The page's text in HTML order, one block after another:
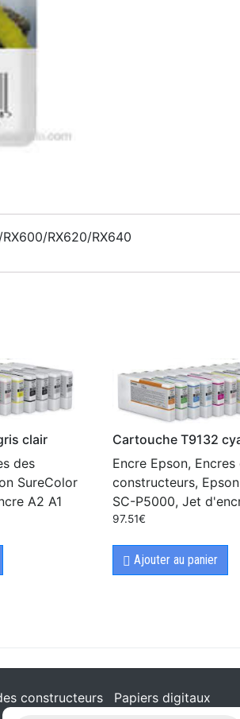
RX620/RX640
clair
des
SureColor
A2 A1
Cartouche T9132
Encre Epson, Encres
constructeurs,
SC-P5000, Jet
97.51€
Ajouter au panier
constructeurs Papiers digitaux